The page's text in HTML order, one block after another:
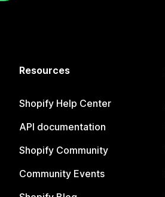
Resources
Shopify Help Center
API documentation
Shopify Community
Community Events